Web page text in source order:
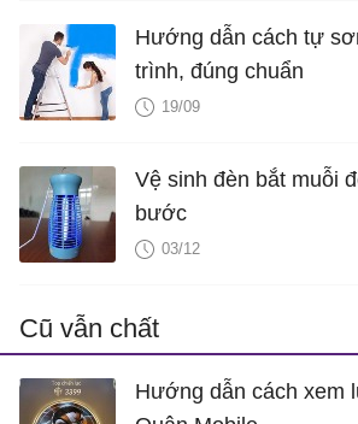
Hướng dẫn cách tự
trình, đúng chuẩn
19/09
Vệ sinh đèn bắt muỗi
bước
03/12
Cũ vẫn chất
Hướng dẫn cách xem